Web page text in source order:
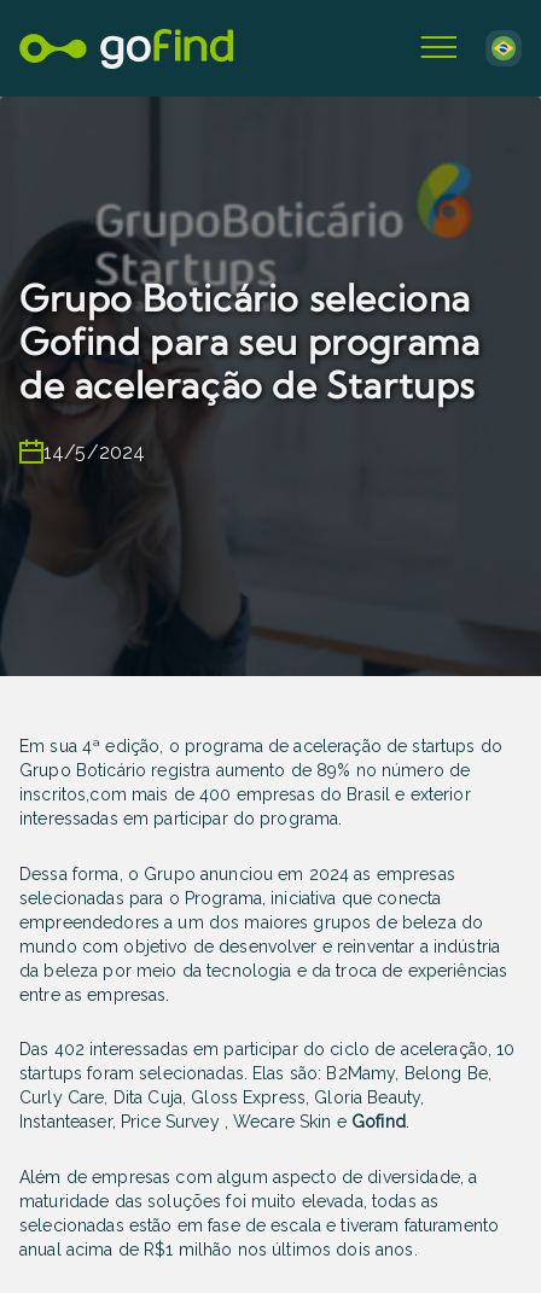
Grupo Boticário seleciona
Gofind para seu programa
de aceleração de Startups
14/5/2024
Em sua 4ª edição, o programa de aceleração de startups do
Grupo Boticário registra aumento de 89% no número de
inscritos,com mais de 400 empresas do Brasil e exterior
interessadas em participar do programa.
Dessa forma, o Grupo anunciou em 2024 as empresas
selecionadas para o Programa, iniciativa que conecta
empreendedores a um dos maiores grupos de beleza do
mundo com objetivo de desenvolver e reinventar a indústria
da beleza por meio da tecnologia e da troca de experiências
entre as empresas.
Das 402 interessadas em participar do ciclo de aceleração, 10
startups foram selecionadas. Elas são: B2Mamy, Belong Be,
Curly Care, Dita Cuja, Gloss Express, Gloria Beauty,
Instanteaser, Price Survey , Wecare Skin e Gofind.
Além de empresas com algum aspecto de diversidade, a
maturidade das soluções foi muito elevada, todas as
selecionadas estão em fase de escala e tiveram faturamento
anual acima de R$1 milhão nos últimos dois anos.